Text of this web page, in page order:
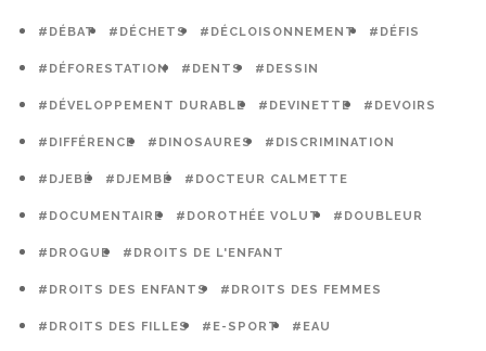
#DÉBAT #DÉCHETS #DÉCLOISONNEMENT #DÉFIS
#DÉFORESTATION #DENTS #DESSIN
#DÉVELOPPEMENT DURABLE #DEVINETTE #DEVOIRS
#DIFFÉRENCE #DINOSAURES #DISCRIMINATION
#DJEBÉ #DJEMBÉ #DOCTEUR CALMETTE
#DOCUMENTAIRE #DOROTHÉE VOLUT #DOUBLEUR
#DROGUE #DROITS DE L'ENFANT
#DROITS DES ENFANTS #DROITS DES FEMMES
#DROITS DES FILLES #E-SPORT #EAU